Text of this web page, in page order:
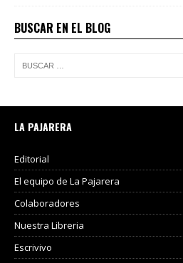
BUSCAR EN EL BLOG
LA PAJARERA
Editorial
El equipo de La Pajarera
Colaboradores
Nuestra Libreria
Escrivivo